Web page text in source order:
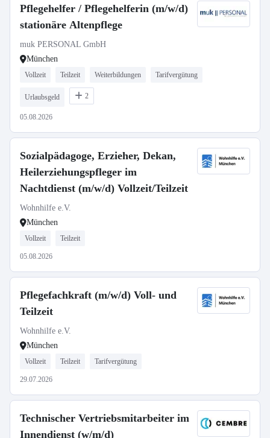
Pflegehelfer / Pflegehelferin (m/w/d)
stationäre Altenpflege
muk PERSONAL GmbH
München
Vollzeit Teilzeit Weiterbildungen Tarifvergütung
Urlaubsgeld 2
05.08.2026
Sozialpädagoge, Erzieher, Dekan,
Heilerziehungspfleger im
Nachtdienst (m/w/d) Vollzeit/Teilzeit
Wohnhilfe e.V.
München
Vollzeit Teilzeit
05.08.2026
Pflegefachkraft (m/w/d) Voll- und
Teilzeit
Wohnhilfe e.V.
München
Vollzeit Teilzeit Tarifvergütung
29.07.2026
Technischer Vertriebsmitarbeiter im
Innendienst (w/m/d)